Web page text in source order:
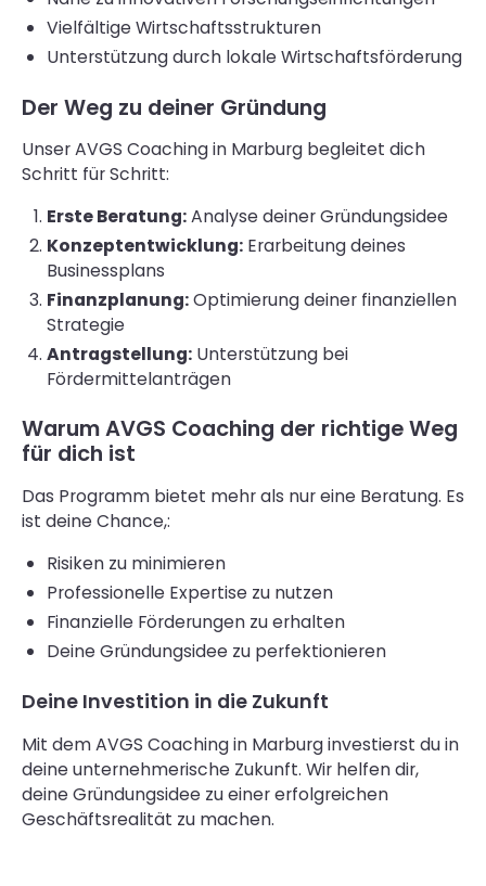
Vielfältige Wirtschaftsstrukturen
Unterstützung durch lokale Wirtschaftsförderung
Der Weg zu deiner Gründung
Unser AVGS Coaching in Marburg begleitet dich
Schritt für Schritt:
Erste Beratung:Analyse deiner Gründungsidee
Konzeptentwicklung: Erarbeitung deines
Businessplans
Finanzplanung:Optimierung deiner finanziellen
Strategie
Antragstellung: Unterstützung bei
Fördermittelanträgen
Warum AVGS Coaching der richtige Weg
für dich ist
Das Programm bietet mehr als nur eine Beratung. Es
ist deine Chance,:
Risiken zu minimieren
Professionelle Expertise zu nutzen
Finanzielle Förderungen zu erhalten
Deine Gründungsidee zu perfektionieren
Deine Investition in die Zukunft
Mit dem AVGS Coaching in Marburg investierst du in
deine unternehmerische Zukunft. Wir helfen dir,
deine Gründungsidee zu einer erfolgreichen
Geschäftsrealität zu machen.